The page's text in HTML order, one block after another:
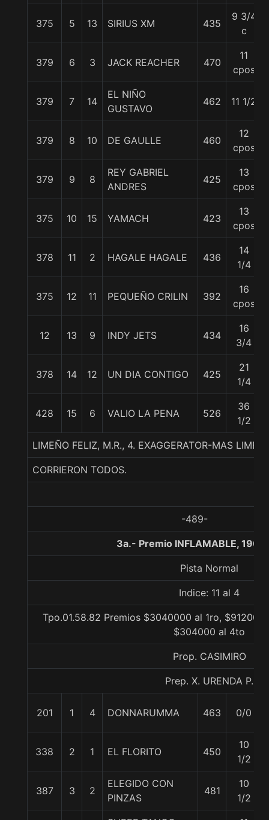
375 5 13 SIRIUS XM 435
9 3/4
c
379 6 3 JACK REACHER 470
11
cpos
379 7 14
EL NIÑO
GUSTAVO
462 11 1/2
379 8 10 DE GAULLE 460
12
cpos
379 9 8
REY GABRIEL
ANDRES
425
13
cpos
375 10 15 YAMACH 423
13
cpos
378 11 2 HAGALE HAGALE 436
14
1/4
375 12 11 PEQUEÑO CRILIN 392
16
cpos
12 13 9 INDY JETS 434
16
3/4
378 14 12 UN DIA CONTIGO 425
21
1/4
428 15 6 VALIO LA PENA 526
36
1/2
LIMEÑO FELIZ, M.R., 4. EXAGGERATOR-MAS
CORRIERON TODOS.
-489-
3a.- Premio INFLAMABLE,
Pista Normal
Indice: 11 al 4
Tpo.01.58.82 Premios $3040000 al 1ro,
$304000 al 4to
Prop. CASIMIRO
Prep. X. URENDA P.
201 1 4 DONNARUMMA 463 0/0
338 2 1 EL FLORITO 450
10
1/2
387 3 2
ELEGIDO CON
PINZAS
481
10
1/2